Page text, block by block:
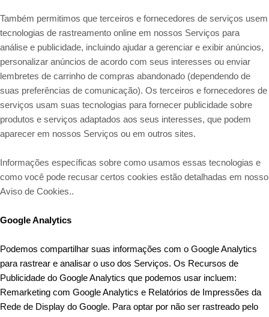
Também permitimos que terceiros e fornecedores de serviços usem
tecnologias de rastreamento online em nossos Serviços para
análise e publicidade, incluindo ajudar a gerenciar e exibir anúncios,
personalizar anúncios de acordo com seus interesses ou enviar
lembretes de carrinho de compras abandonado (dependendo de
suas preferências de comunicação). Os terceiros e fornecedores de
serviços usam suas tecnologias para fornecer publicidade sobre
produtos e serviços adaptados aos seus interesses, que podem
aparecer em nossos Serviços ou em outros sites.
Informações específicas sobre como usamos essas tecnologias e
como você pode recusar certos cookies estão detalhadas em nosso
Aviso de Cookies..
Google Analytics
Podemos compartilhar suas informações com o Google Analytics
para rastrear e analisar o uso dos Serviços. Os Recursos de
Publicidade do Google Analytics que podemos usar incluem:
Remarketing com Google Analytics e Relatórios de Impressões da
Rede de Display do Google. Para optar por não ser rastreado pelo